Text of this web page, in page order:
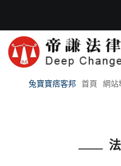
兔寶寶痞客邦 首頁 網站